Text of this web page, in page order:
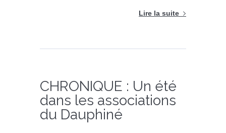
Lire la suite
CHRONIQUE : Un été
dans les associations
du Dauphiné